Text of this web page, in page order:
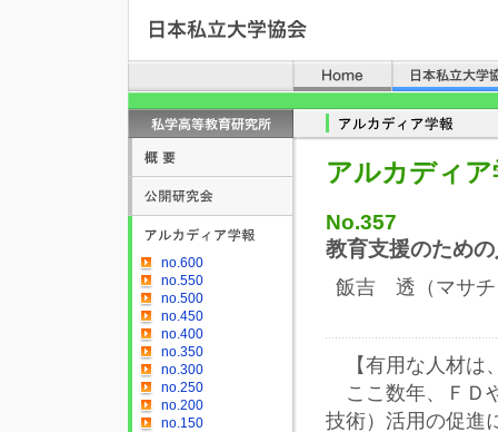
no.600
no.550
no.500
no.450
no.400
no.350
no.300
no.250
no.200
no.150
アルカディア
No.357
教育支援のため
飯吉 透（マサチ
【有用な人材は
ここ数年、ＦＤ
技術）活用の促進